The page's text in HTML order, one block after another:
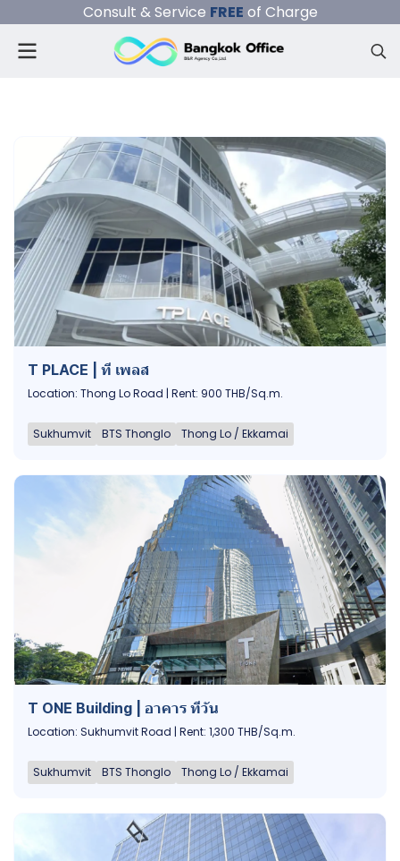
Consult & Service FREE of Charge
T PLACE | ที เพลส
Location: Thong Lo Road | Rent: 900 THB/Sq.m.
Sukhumvit BTS Thonglo Thong Lo / Ekkamai
T ONE Building | อาคาร ทีวัน
Location: Sukhumvit Road | Rent: 1,300 THB/Sq.m.
Sukhumvit BTS Thonglo Thong Lo / Ekkamai